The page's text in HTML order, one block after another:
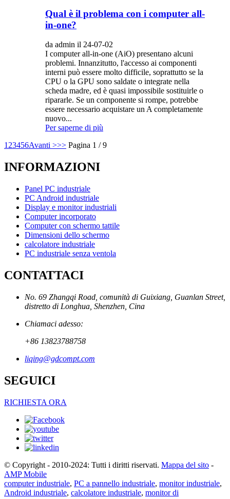
Qual è il problema con i computer all-
in-one?
da admin il 24-07-02
I computer all-in-one (AiO) presentano alcuni
problemi. Innanzitutto, l'accesso ai componenti
interni può essere molto difficile, soprattutto se la
CPU o la GPU sono saldate o integrate nella
scheda madre, ed è quasi impossibile sostituirle o
ripararle. Se un componente si rompe, potrebbe
essere necessario acquistare un A completamente
nuovo...
Per saperne di più
1 23456Avanti >>> Pagina 1 / 9
INFORMAZIONI
Panel PC industriale
PC Android industriale
Display e monitor industriali
Computer incorporato
Computer con schermo tattile
Dimensioni dello schermo
calcolatore industriale
PC industriale senza ventola
CONTATTACI
No. 69 Zhangqi Road, comunità di Guixiang, Guanlan Street,
distretto di Longhua, Shenzhen, Cina
Chiamaci adesso:
+86 13823788758
liqing@gdcompt.com
SEGUICI
RICHIESTA ORA
© Copyright - 2010-2024: Tutti i diritti riservati. Mappa del sito -
AMP Mobile
computer industriale, PC a pannello industriale, monitor industriale,
Android industriale, calcolatore industriale, monitor di